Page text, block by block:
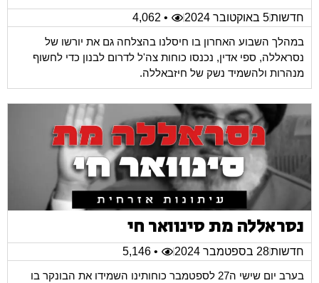
חדשות5 באוקטובר 2024
• 4,062
במהלך השבוע האחרון בו חיסלנו בהצלחה גם את יורשו של
נסראללה, ספי אדין, נכנסו כוחות צה'ל לדרום לבנון כדי לחשוף
מנהרות ולהשמיד נשק של חיזבאללה.
נסראללה מת סינוואר חי
חדשות28 בספטמבר 2024
• 5,146
בערב יום שישי ה27 לספטמבר כוחותינו השמידו את הבונקר בו